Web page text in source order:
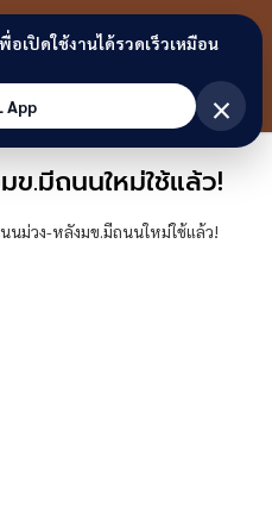
ขอนแก่น
ลิงก์
ข.มีถนนใหม่ใช้แล้ว!
นม่วง-หลังมข.มีถนนใหม่ใช้แล้ว!
อเปิดใช้งานได้รวดเร็วเหมือน
App
×